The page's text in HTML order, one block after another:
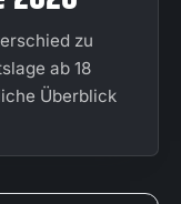
zu
ab 18
Überblick